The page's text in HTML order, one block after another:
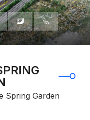
Galleri HubungiKami
Spring Garden